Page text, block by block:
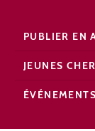
PUBLIER EN
JEUNES
ÉVÉNEMENTS